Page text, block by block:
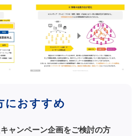
におすすめ
ャンペーン企画をご検討の方